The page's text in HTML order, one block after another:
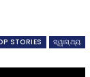
STORIES ସ୍ୱାସ୍ଥ୍ୟ